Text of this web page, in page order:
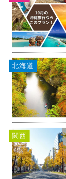
北海道
関西